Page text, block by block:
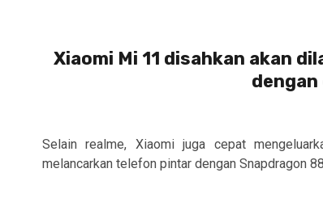
Xiaomi Mi 11 disahkan akan
Selain realme, Xiaomi juga cepat
melancarkan telefon pintar dengan Snapdragon